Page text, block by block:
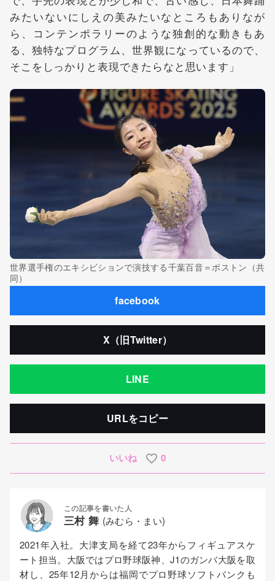
みたいないにしえの美みたいなところもありなが
ら、コンテンポラリーのような独創的な動きもあ
る、独特なプログラム、世界観になっているので、
そこをしっかりと表現できたらなと思います」
世界選手権のエキシビションで演技する千葉百音＝ボストン（共
同）
facebook
X（旧Twitter）
LINE
URLをコピー
いいね 0
この記事を書いた人
三村 舞 (みむら・まい)
2021年入社。大津支局を経て23年からフィギュアスケ
ート担当。大阪ではプロ野球阪神、J1のガンバ大阪を取
材し、25年12月からは福岡でプロ野球ソフトバンクも